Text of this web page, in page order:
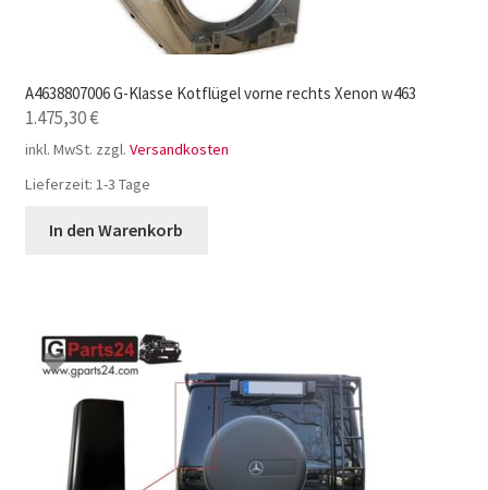
A4638807006 G-Klasse Kotflügel vorne rechts Xenon w463
1.475,30€
inkl. MwSt. zzgl. Versandkosten
Lieferzeit: 1-3 Tage
In den Warenkorb